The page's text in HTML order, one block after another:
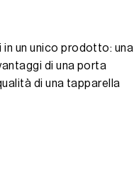
un unico prodotto: una
di una porta
di una tapparella